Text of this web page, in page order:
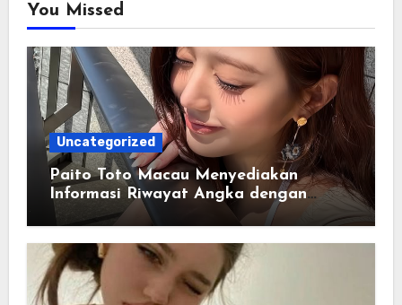
You Missed
Uncategorized
Paito Toto Macau Menyediakan
Informasi Riwayat Angka dengan
Format yang Lebih Sederhana